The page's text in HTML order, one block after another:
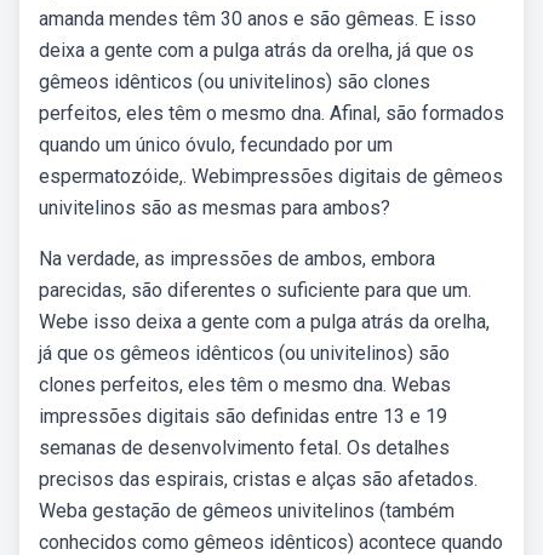
amanda mendes têm 30 anos e são gêmeas. E isso
deixa a gente com a pulga atrás da orelha, já que os
gêmeos idênticos (ou univitelinos) são clones
perfeitos, eles têm o mesmo dna. Afinal, são formados
quando um único óvulo, fecundado por um
espermatozóide,. Webimpressões digitais de gêmeos
univitelinos são as mesmas para ambos?
Na verdade, as impressões de ambos, embora
parecidas, são diferentes o suficiente para que um.
Webe isso deixa a gente com a pulga atrás da orelha,
já que os gêmeos idênticos (ou univitelinos) são
clones perfeitos, eles têm o mesmo dna. Webas
impressões digitais são definidas entre 13 e 19
semanas de desenvolvimento fetal. Os detalhes
precisos das espirais, cristas e alças são afetados.
Weba gestação de gêmeos univitelinos (também
conhecidos como gêmeos idênticos) acontece quando